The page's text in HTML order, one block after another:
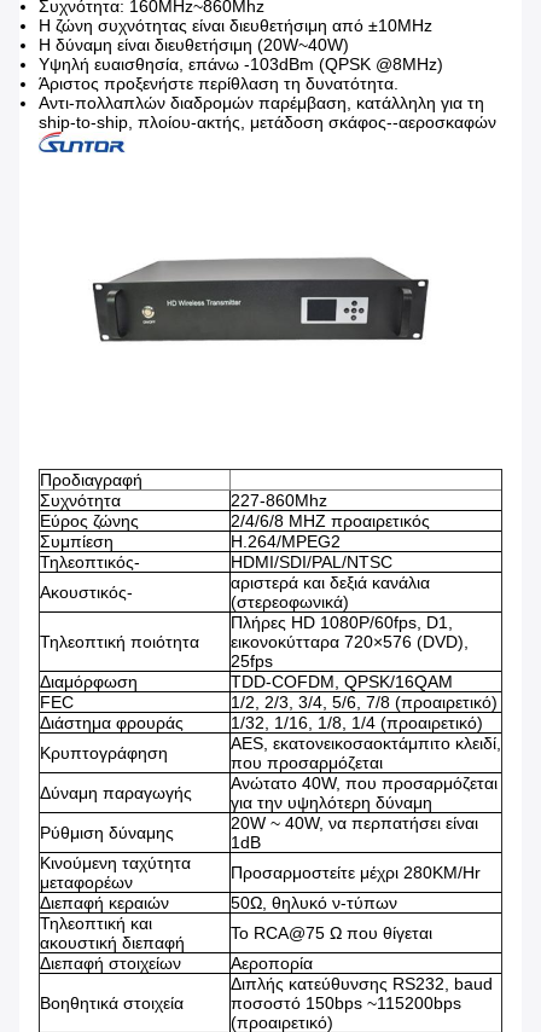
Συχνότητα: 160MHz~860Mhz
Η ζώνη συχνότητας είναι διευθετήσιμη από ±10MHz
Η δύναμη είναι διευθετήσιμη (20W~40W)
Υψηλή ευαισθησία, επάνω -103dBm (QPSK @8MHz)
Άριστος προξενήστε περίθλαση τη δυνατότητα.
Αντι-πολλαπλών διαδρομών παρέμβαση, κατάλληλη για τη
ship-to-ship, πλοίου-ακτής, μετάδοση σκάφος--αεροσκαφών
Προδιαγραφή
Συχνότητα
227-860Mhz
Εύρος ζώνης
2/4/6/8 MHZ προαιρετικός
Συμπίεση
H.264/MPEG2
Τηλεοπτικός-
HDMI/SDI/PAL/NTSC
Ακουστικός-
αριστερά και δεξιά κανάλια
(στερεοφωνικά)
Τηλεοπτική ποιότητα
Πλήρες HD 1080P/60fps, D1,
εικονοκύτταρα 720×576 (DVD),
25fps
Διαμόρφωση
TDD-COFDM, QPSK/16QAM
FEC
1/2, 2/3, 3/4, 5/6, 7/8 (προαιρετικό)
Διάστημα φρουράς
1/32, 1/16, 1/8, 1/4 (προαιρετικό)
Κρυπτογράφηση
AES, εκατονεικοσαοκτάμπιτο κλειδί,
που προσαρμόζεται
Δύναμη παραγωγής
Ανώτατο 40W, που προσαρμόζεται
για την υψηλότερη δύναμη
Ρύθμιση δύναμης
20W ~ 40W, να περπατήσει είναι
1dB
Κινούμενη ταχύτητα
μεταφορέων
Προσαρμοστείτε μέχρι 280KM/Hr
Διεπαφή κεραιών
50Ω, θηλυκό ν-τύπων
Τηλεοπτική και
ακουστική διεπαφή
Το RCA@75 Ω που θίγεται
Διεπαφή στοιχείων
Αεροπορία
Βοηθητικά στοιχεία
Διπλής κατεύθυνσης RS232, baud
ποσοστό 150bps ~115200bps
(προαιρετικό)